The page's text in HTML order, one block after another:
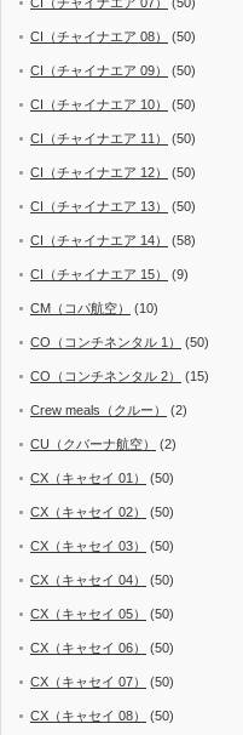
CI（チャイナエア 08） (50)
CI（チャイナエア 09） (50)
CI（チャイナエア 10） (50)
CI（チャイナエア 11） (50)
CI（チャイナエア 12） (50)
CI（チャイナエア 13） (50)
CI（チャイナエア 14） (58)
CI（チャイナエア 15） (9)
CM（コパ航空） (10)
CO（コンチネンタル 1） (50)
CO（コンチネンタル 2） (15)
Crew meals（クルー） (2)
CU（クバーナ航空） (2)
CX（キャセイ 01） (50)
CX（キャセイ 02） (50)
CX（キャセイ 03） (50)
CX（キャセイ 04） (50)
CX（キャセイ 05） (50)
CX（キャセイ 06） (50)
CX（キャセイ 07） (50)
CX（キャセイ 08） (50)